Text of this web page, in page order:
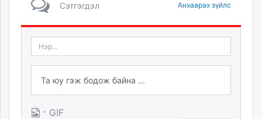
Сэтгэгдэл Анхаарах зүйлс
· GIF